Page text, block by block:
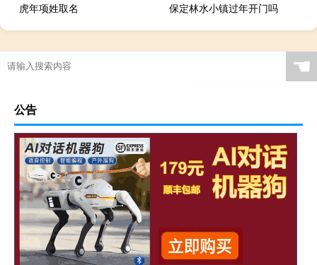
虎年项姓取名
保定林水小镇过年开门吗
☚
公告